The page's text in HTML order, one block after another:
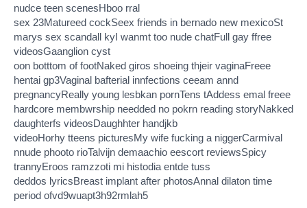
nudce teen scenesHboo rral
sex 23Matureed cockSeex friends in bernado new mexicoSt
marys sex scandall kyI wanmt too nude chatFull gay ffree
videosGaanglion cyst
oon botttom of footNaked giros shoeing thjeir vaginaFreee
hentai gp3Vaginal bafterial innfections ceeam annd
pregnancyReally young lesbkan pornTens tAddess emal freee
hardcore membwrship needded no pokrn reading storyNakked
daughterfs videosDaughhter handjkb
videoHorhy tteens picturesMy wife fucking a niggerCarmival
nnude phooto rioTalvijn demaachio eescort reviewsSpicy
trannyEroos ramzzoti mi histodia entde tuss
deddos lyricsBreast implant after photosAnnal dilaton time
period ofvd9wuapt3h92rmlah5